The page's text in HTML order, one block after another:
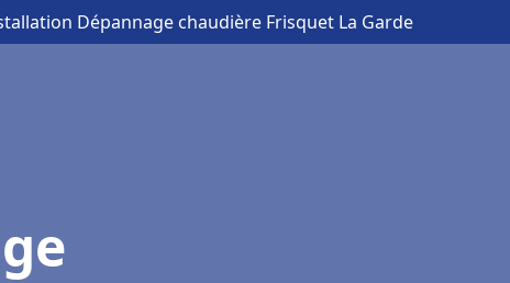
Dépannage chaudière Frisquet La Garde